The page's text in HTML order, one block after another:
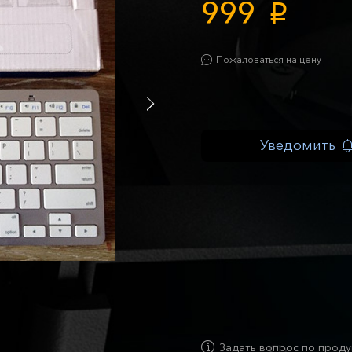
999 p
Пожаловаться на цену
Уведомить
Задать вопрос по